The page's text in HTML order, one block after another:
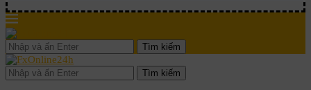
Tìm kiếm
Tìm kiếm